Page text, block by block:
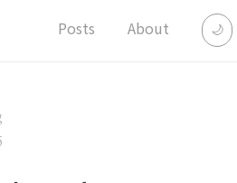
Posts About 🌙